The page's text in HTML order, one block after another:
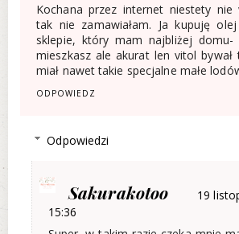
Kochana przez internet niestety
tak nie zamawiałam. Ja kupuję
sklepie, który mam najbliżej
mieszkasz ale akurat len vitol bywał
miał nawet takie specjalne małe
ODPOWIEDZ
Odpowiedzi
Sakurakotoo
19
15:36